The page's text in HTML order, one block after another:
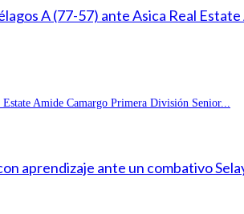
A (77-57) ante Asica Real
Amide Camargo Primera División Senior...
aprendizaje ante un combativo